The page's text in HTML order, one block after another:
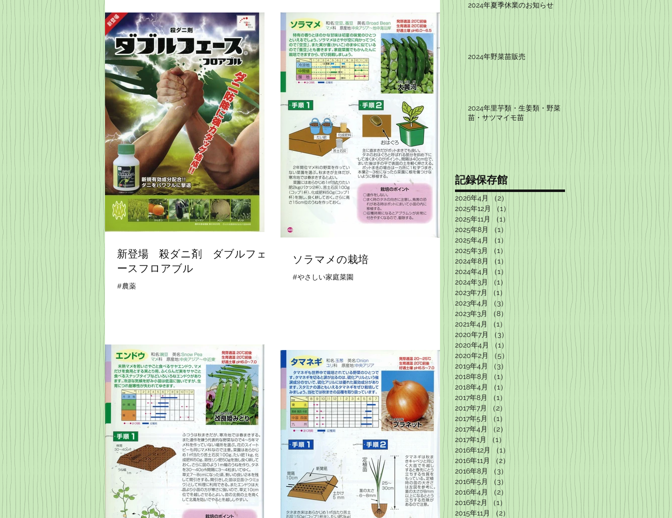
新登場 殺ダニ剤 ダブルフェ
ースフロアブル
#農薬
ソラマメの栽培
#やさしい家庭菜園
2024年夏季休業のお知らせ
2024年野菜苗販売
2024年里芋類・生姜類・野菜
苗・サツマイモ苗
記録保存館
2026年4月 （2）
2025年12月
（1）
2025年11月
（1）
1件の記事
2025年8月
（1） 1件の記事
2025年4月 （1）
1件の記事
2025年3月
（1）
1件の記事
2024年8月 （1）
1件の記事
2024年4月 （1）
1件の記事
2024年3月
（1）
2023年7月
（1）
1件の記事
2023年4月
（3）
3件の記事
2023年3月
（8）
8件の記事
2021年4月
（1）
1件の記事
2020年7月
（3）
3件の記事
2020年4月 （1）
1件の記事
2020年2月
（5）
5件の記事
2019年4月
（3）
3件の記事
2018年8月
（1）
1件の記事
2018年4月
（1） 1件の記事
2017年8月
（1）
2017年7月
（2）
2件の記事
2017年5月
（1）
2017年4月
（2）
2件の記事
2017年1月
（1）
1件の記事
2016年12月
（1）
1件の記事
2016年11月
（2） 2件の記事
2016年8月
（3） 3件の記事
2016年5月
（3）
2016年4月 （2）
2件の記事
2016年2月
（1）
1件の記事
2015年11月
（2）
2件の記事